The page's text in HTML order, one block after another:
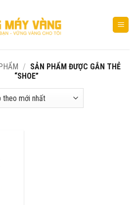
/ SẢN PHẨM ĐƯỢC GẮN THẺ
“SHOE”